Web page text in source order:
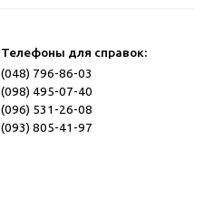
Телефоны для справок:
(048) 796-86-03
(098) 495-07-40
(096) 531-26-08
(093) 805-41-97